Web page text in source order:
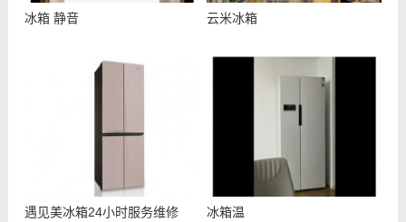
冰箱 静音 云米冰箱
遇见美冰箱24小时服务维修 冰箱温